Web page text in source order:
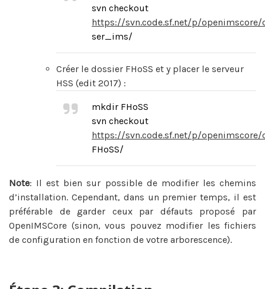
svn checkout
https://svn.code.sf.net/p/
ser_ims/
Créer le dossier FHoSS et y placer le serveur
HSS (edit 2017) :
mkdir FHoSS
svn checkout
https://svn.code.sf.net/p/
FHoSS/
Note: Il est bien sur possible de modifier les chemins
d’installation. Cependant, dans un premier temps, il est
préférable de garder ceux par défauts proposé par
OpenIMSCore (sinon, vous pouvez modifier les fichiers
de configuration en fonction de votre arborescence).